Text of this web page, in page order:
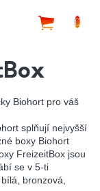
Biohort pro váš
splňují nejvyšší
boxy Biohort
FreizeitBox jsou
se v 5-ti
bronzová,